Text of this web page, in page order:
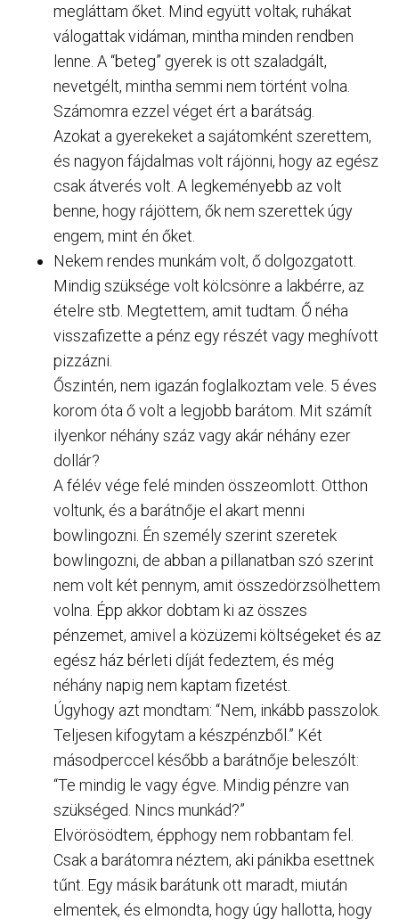
megláttam őket. Mind együtt voltak, ruhákat
válogattak vidáman, mintha minden rendben
lenne. A “beteg” gyerek is ott szaladgált,
nevetgélt, mintha semmi nem történt volna.
Számomra ezzel véget ért a barátság.
Azokat a gyerekeket a sajátomként szerettem,
és nagyon fájdalmas volt rájönni, hogy az egész
csak átverés volt. A legkeményebb az volt
benne, hogy rájöttem, ők nem szerettek úgy
engem, mint én őket.
Nekem rendes munkám volt, ő dolgozgatott.
Mindig szüksége volt kölcsönre a lakbérre, az
ételre stb. Megtettem, amit tudtam. Ő néha
visszafizette a pénz egy részét vagy meghívott
pizzázni.
Őszintén, nem igazán foglalkoztam vele. 5 éves
korom óta ő volt a legjobb barátom. Mit számít
ilyenkor néhány száz vagy akár néhány ezer
dollár?
A félév vége felé minden összeomlott. Otthon
voltunk, és a barátnője el akart menni
bowlingozni. Én személy szerint szeretek
bowlingozni, de abban a pillanatban szó szerint
nem volt két pennym, amit összedörzsölhettem
volna. Épp akkor dobtam ki az összes
pénzemet, amivel a közüzemi költségeket és az
egész ház bérleti díját fedeztem, és még
néhány napig nem kaptam fizetést.
Úgyhogy azt mondtam: “Nem, inkább passzolok.
Teljesen kifogytam a készpénzből.” Két
másodperccel később a barátnője beleszólt:
“Te mindig le vagy égve. Mindig pénzre van
szükséged. Nincs munkád?”
Elvörösödtem, épphogy nem robbantam fel.
Csak a barátomra néztem, aki pánikba esettnek
tűnt. Egy másik barátunk ott maradt, miután
elmentek, és elmondta, hogy úgy hallotta, hogy